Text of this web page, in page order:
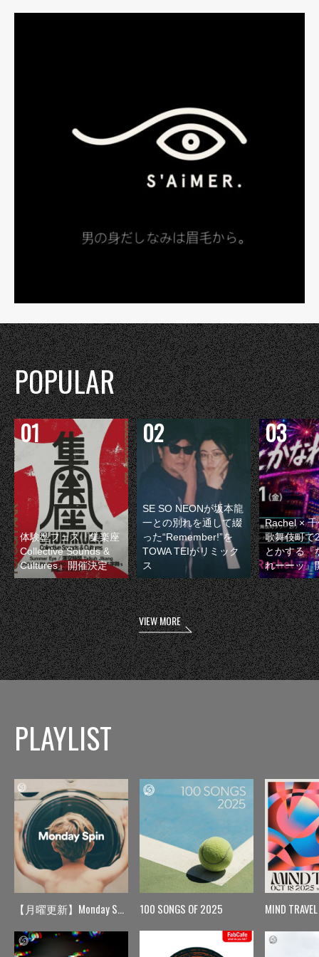
POPULAR
体験型フェス『集楽座
Collective Sounds &
Cultures』開催決定
SE SO NEONが坂本龍
一との別れを通して綴
った“Remember!”を
TOWA TEIがリミック
ス
Rachel ×
歌舞伎町で
とかする『
れーーッ』
VIEW MORE
PLAYLIST
【月曜更新】Monday Spin 100 SONGS OF 2025 MIND TRAVEL